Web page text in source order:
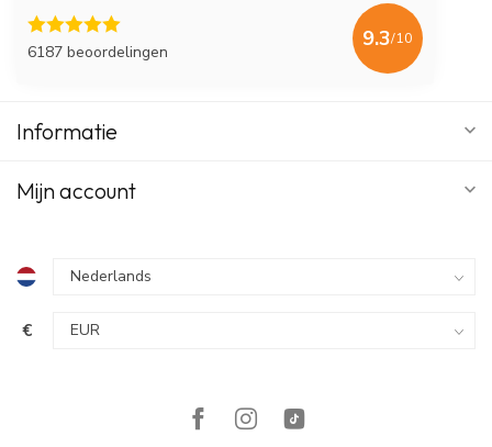
6187 beoordelingen
9.3/10
Informatie
Mijn account
€